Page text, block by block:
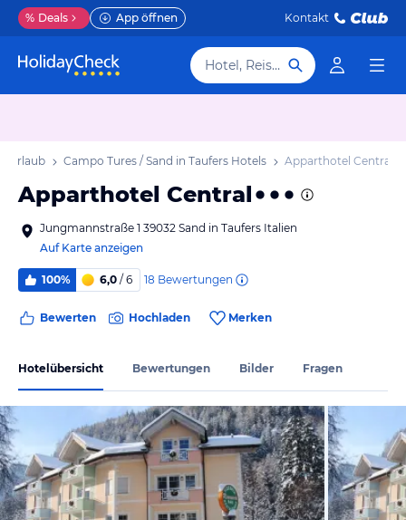
% Deals App öffnen Kontakt
Hotel, Reiseziel
Urlaub Campo Tures / Sand in Taufers Hotels Apparthotel Central
Apparthotel Central
Jungmannstraße 1 39032 Sand in Taufers Italien
Auf Karte anzeigen
100% 6,0 / 6 18 Bewertungen
Bewerten Hochladen Merken
Hotelübersicht Bewertungen Bilder Fragen